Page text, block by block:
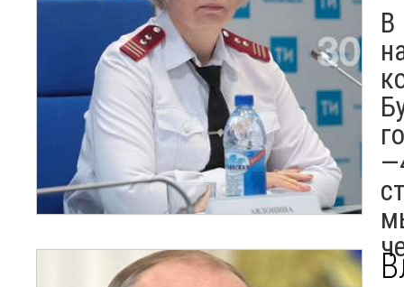
В